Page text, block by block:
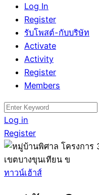
Log In
Register
รับโพสต์-กับบริษัท
Activate
Activity
Register
Members
Search
for:
Log in
Register
ทาวน์เฮ้าส์